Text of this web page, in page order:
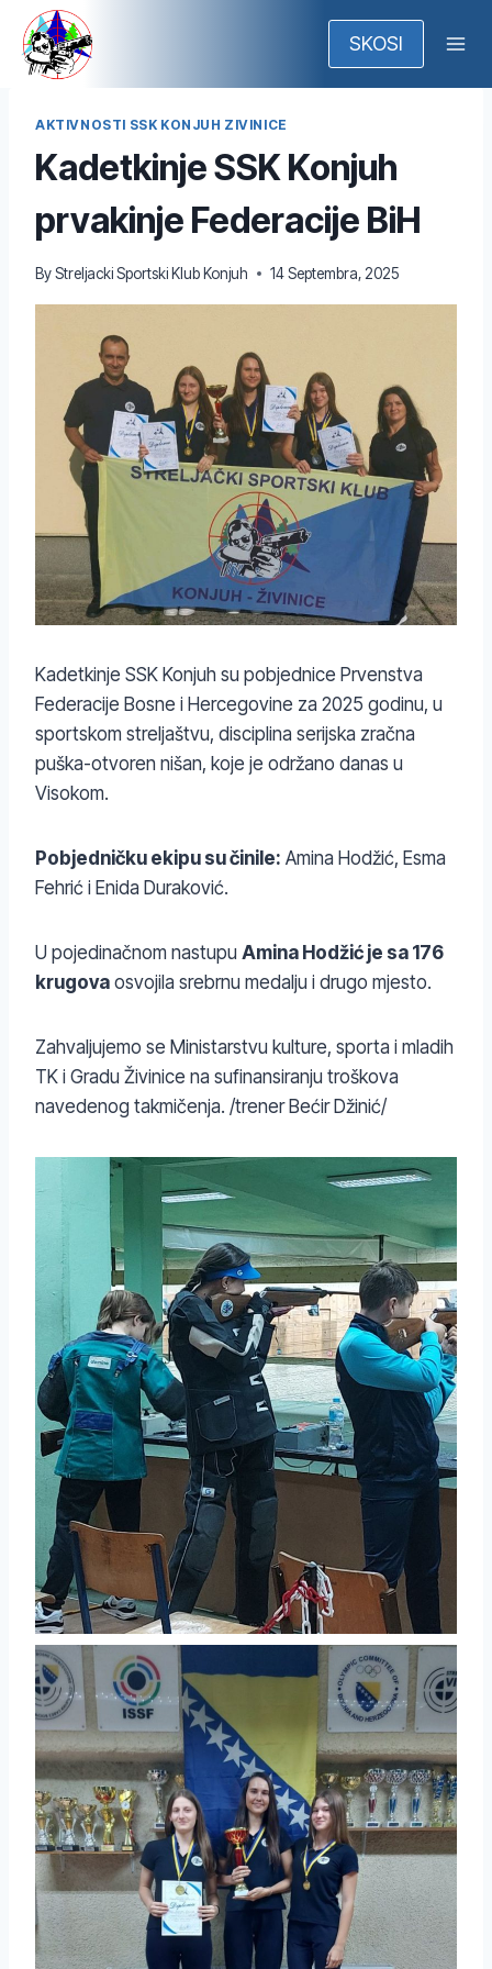
content
SKOSI
AKTIVNOSTI SSK KONJUH ZIVINICE
Kadetkinje SSK Konjuh
prvakinje Federacije BiH
ByStreljacki Sportski Klub Konjuh 14 Septembra, 2025
Kadetkinje SSK Konjuh su pobjednice Prvenstva
Federacije Bosne i Hercegovine za 2025 godinu, u
sportskom streljaštvu, disciplina serijska zračna
puška-otvoren nišan, koje je održano danas u
Visokom.
Pobjedničku ekipu su činile: Amina Hodžić, Esma
Fehrić i Enida Duraković.
U pojedinačnom nastupu Amina Hodžić je sa 176
krugova osvojila srebrnu medalju i drugo mjesto.
Zahvaljujemo se Ministarstvu kulture, sporta i mladih
TK i Gradu Živinice na sufinansiranju troškova
navedenog takmičenja. /trener Bećir Džinić/